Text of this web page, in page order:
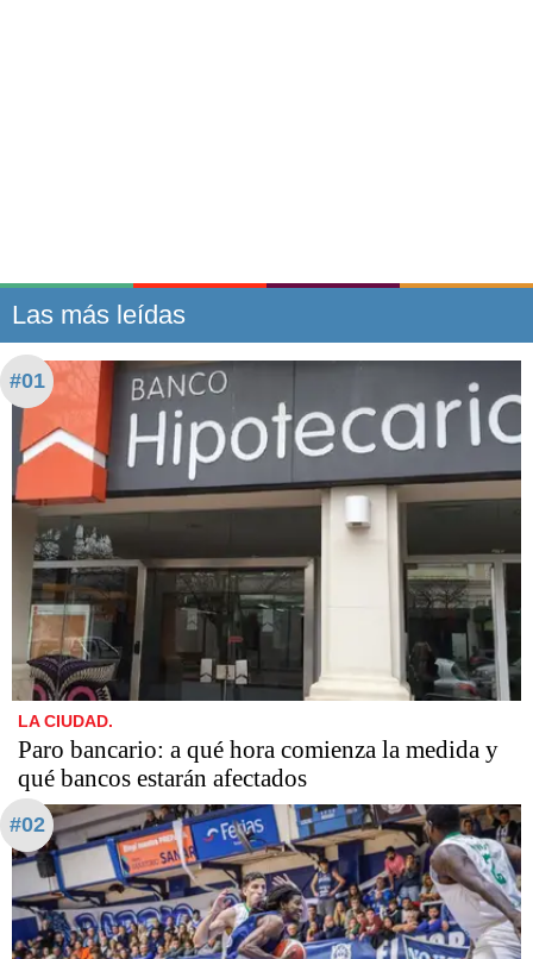
Las más leídas
#01
LA CIUDAD.
Paro bancario: a qué hora comienza la medida y
qué bancos estarán afectados
#02